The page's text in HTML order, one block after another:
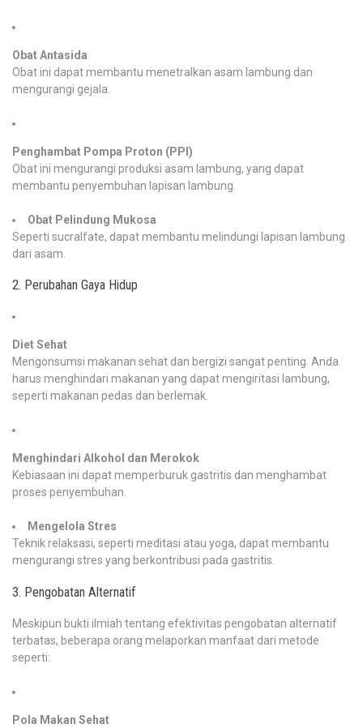
Obat Antasida
Obat ini dapat membantu menetralkan asam lambung dan
mengurangi gejala.
Penghambat Pompa Proton (PPI)
Obat ini mengurangi produksi asam lambung, yang dapat
membantu penyembuhan lapisan lambung.
Obat Pelindung Mukosa
Seperti sucralfate, dapat membantu melindungi lapisan lambung
dari asam.
2. Perubahan Gaya Hidup
Diet Sehat
Mengonsumsi makanan sehat dan bergizi sangat penting. Anda
harus menghindari makanan yang dapat mengiritasi lambung,
seperti makanan pedas dan berlemak.
Menghindari Alkohol dan Merokok
Kebiasaan ini dapat memperburuk gastritis dan menghambat
proses penyembuhan.
Mengelola Stres
Teknik relaksasi, seperti meditasi atau yoga, dapat membantu
mengurangi stres yang berkontribusi pada gastritis.
3. Pengobatan Alternatif
Meskipun bukti ilmiah tentang efektivitas pengobatan alternatif
terbatas, beberapa orang melaporkan manfaat dari metode
seperti:
Pola Makan Sehat